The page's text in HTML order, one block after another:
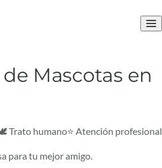
Mascotas en
Trato humano⭐ Atención profesional
para tu mejor amigo.